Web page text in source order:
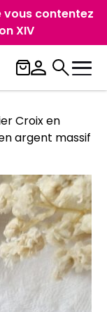
vous contentez
XIV
Croix en
argent massif